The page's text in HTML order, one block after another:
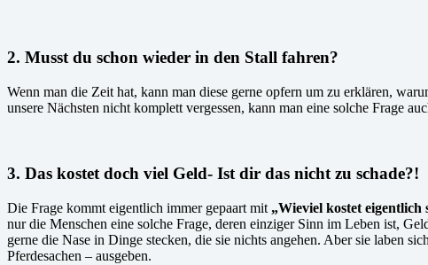
2. Musst du schon wieder in den Stall fahren?
Wenn man die Zeit hat, kann man diese gerne opfern um zu erklären,
unsere Nächsten nicht komplett vergessen, kann man eine solche Frage
3. Das kostet doch viel Geld- Ist dir das nicht zu schade?!
Die Frage kommt eigentlich immer gepaart mit „Wieviel kostet
nur die Menschen eine solche Frage, deren einziger Sinn im Leben ist,
gerne die Nase in Dinge stecken, die sie nichts angehen. Aber sie laben
Pferdesachen – ausgeben.